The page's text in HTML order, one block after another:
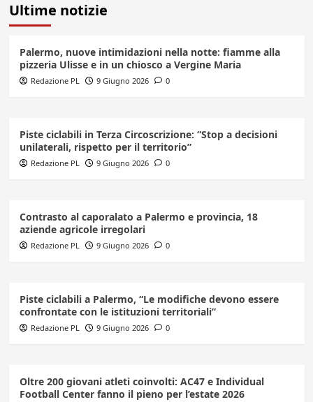
Ultime notizie
Palermo, nuove intimidazioni nella notte: fiamme alla
pizzeria Ulisse e in un chiosco a Vergine Maria
Redazione PL 9 Giugno 2026 0
Piste ciclabili in Terza Circoscrizione: “Stop a decisioni
unilaterali, rispetto per il territorio”
Redazione PL 9 Giugno 2026 0
Contrasto al caporalato a Palermo e provincia, 18
aziende agricole irregolari
Redazione PL 9 Giugno 2026 0
Piste ciclabili a Palermo, “Le modifiche devono essere
confrontate con le istituzioni territoriali”
Redazione PL 9 Giugno 2026 0
Oltre 200 giovani atleti coinvolti: AC47 e Individual
Football Center fanno il pieno per l’estate 2026